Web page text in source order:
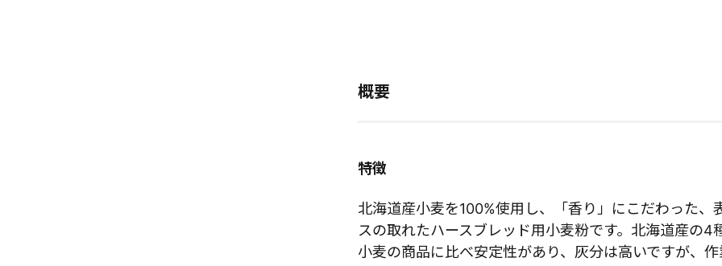
概要
特徴
北海道産小麦を100%使用し、「香り」にこだわった、
スの取れたハースブレッド用小麦粉です。北海道産の4
小麦の商品に比べ安定性があり、灰分は高いですが、